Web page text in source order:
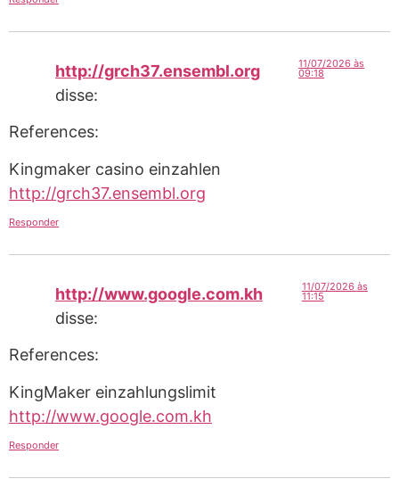
http://grch37.ensembl.org
disse:
11/07/2026 às
09:18
References:
Kingmaker casino einzahlen
http://grch37.ensembl.org
Responder
http://www.google.com.kh
disse:
11/07/2026 às
11:15
References:
KingMaker einzahlungslimit
http://www.google.com.kh
Responder